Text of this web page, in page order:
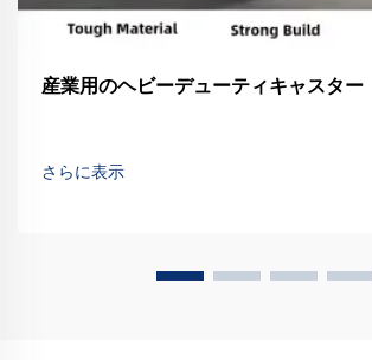
産業用のヘビーデューティキャスター
さらに表示